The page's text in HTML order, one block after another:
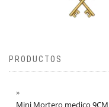
PRODUCTOS
Mini Mortero medico